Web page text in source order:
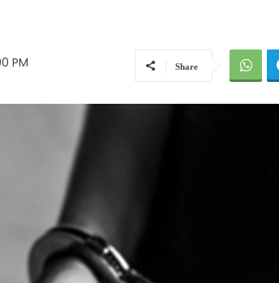
PM Share